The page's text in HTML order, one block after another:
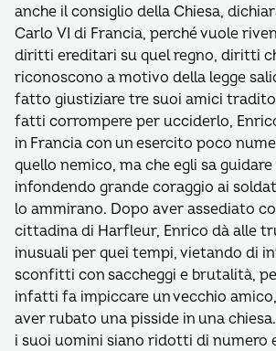
anche il consiglio della Chiesa,
Carlo VI di Francia, perché vuole
diritti ereditari su quel regno, diritti
riconoscono a motivo della legge
fatto giustiziare tre suoi amici
fatti corrompere per ucciderlo,
in Francia con un esercito poco
quello nemico, ma che egli sa
infondendo grande coraggio ai
lo ammirano. Dopo aver assediato
cittadina di Harfleur, Enrico dà alle
inusuali per quei tempi, vietando di
sconfitti con saccheggi e brutalità,
infatti fa impiccare un vecchio
aver rubato una pisside in una
i suoi uomini siano ridotti di numero